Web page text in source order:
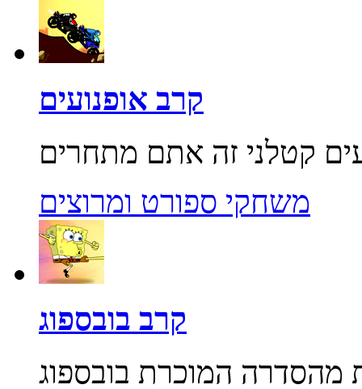
קרב אופנועים
משחקי ספורט ומרוצים
קרב בובספוג